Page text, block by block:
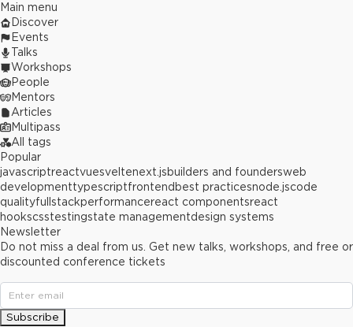
Main menu
Discover
Events
Talks
Workshops
People
Mentors
Articles
Multipass
All tags
Popular
javascriptreactvuesveltenext.jsbuilders and foundersweb
developmenttypescriptfrontend best practicesnode.jscode
qualityfullstackperformancereact componentsreact
hookscsstestingstate managementdesign systems
Newsletter
Do not miss a deal from us. Get new talks, workshops, and free or
discounted conference tickets
Subscribe